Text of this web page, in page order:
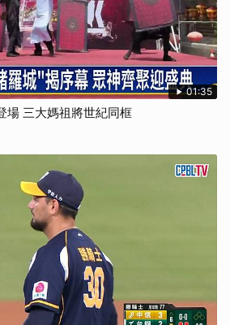
01:35
場 三大媽祖將世紀同框